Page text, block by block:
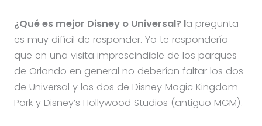
¿Qué es mejor Disney o Universal? la pregunta
es muy difícil de responder. Yo te respondería
que en una visita imprescindible de los parques
de Orlando en general no deberían faltar los dos
de Universal y los dos de Disney Magic Kingdom
Park y Disney’s Hollywood Studios (antiguo MGM).